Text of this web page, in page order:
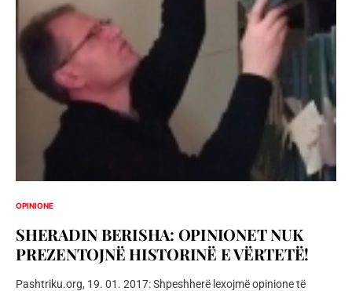
OPINIONE
SHERADIN BERISHA: OPINIONET NUK
PREZENTOJNË HISTORINË E VËRTETË!
Pashtriku.org, 19. 01. 2017: Shpeshherë lexojmë opinione të